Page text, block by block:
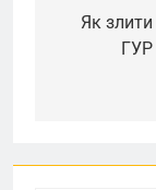
записів
Як